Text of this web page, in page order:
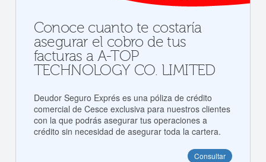
Conoce cuanto te costaría
asegurar el cobro de tus
facturas a A-TOP
TECHNOLOGY CO. LIMITED
Deudor Seguro Exprés es una póliza de crédito
comercial de Cesce exclusiva para nuestros clientes
con la que podrás asegurar tus operaciones a
crédito sin necesidad de asegurar toda la cartera.
Consultar